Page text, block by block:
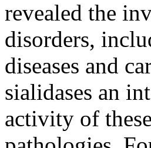
revealed the
disorders,
diseases and
sialidases an
activity of